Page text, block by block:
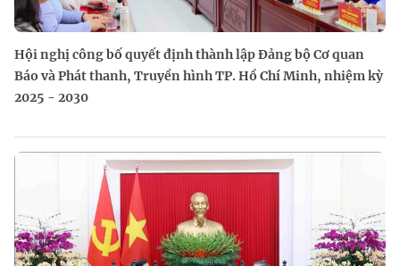
Hội nghị công bố quyết định thành lập Đảng bộ Cơ quan
Báo và Phát thanh, Truyền hình TP. Hồ Chí Minh, nhiệm kỳ
2025 - 2030